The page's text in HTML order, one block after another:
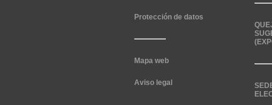
Protección de datos
Mapa web
Aviso legal